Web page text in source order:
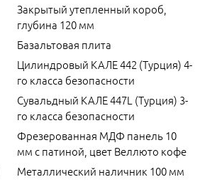
Закрытый утепленный короб,
глубина 120 мм
Базальтовая плита
Цилиндровый КАЛЕ 442 (Турция) 4-
го класса безопасности
Сувальдный КАЛЕ 447L (Турция) 3-
го класса безопасности
Фрезерованная МДФ панель 10
мм с патиной, цвет Веллюто кофе
Металлический наличник 100 мм